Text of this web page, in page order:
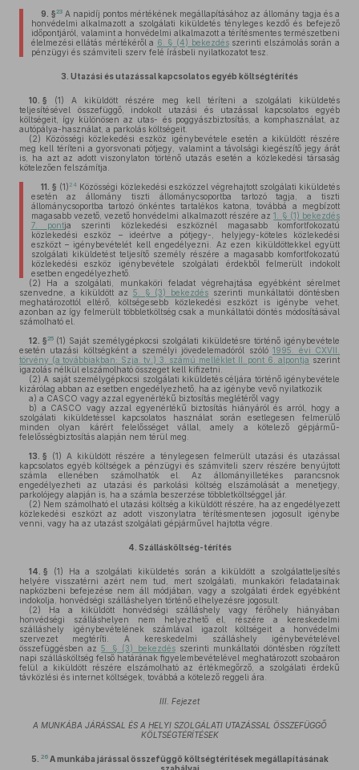
9. §23 A napidíj pontos mértékének megállapításához az állomány tagja és a
honvédelmi alkalmazott a szolgálati kiküldetés tényleges kezdő és befejező
időpontjáról, valamint a honvédelmi alkalmazott a térítésmentes természetbeni
élelmezési ellátás mértékéről a 6. § (4) bekezdésszerinti elszámolás során a
pénzügyi és számviteli szerv felé írásbeli nyilatkozatot tesz.
3. Utazási és utazással kapcsolatos egyéb költségtérítés
10. § (1) A kiküldött részére meg kell téríteni a szolgálati kiküldetés
teljesítésével összefüggő, indokolt utazási és utazással kapcsolatos egyéb
költségeit, így különösen az utas- és poggyászbiztosítás, a komphasználat, az
autópálya-használat, a parkolás költségeit.
(2) Közösségi közlekedési eszköz igénybevétele esetén a kiküldött részére
meg kell téríteni a gyorsvonati pótjegy, valamint a távolsági kiegészítő jegy árát
is, ha azt az adott viszonylaton történő utazás esetén a közlekedési társaság
kötelezően felszámítja.
11. § (1) 24Közösségi közlekedési eszközzel végrehajtott szolgálati kiküldetés
esetén az állomány tiszti állománycsoportba tartozó tagja, a tiszti
állománycsoportba tartozó önkéntes tartalékos katona, továbbá a megbízott
magasabb vezető, vezető honvédelmi alkalmazott részére az1. § (1) bekezdés
7. pontja szerinti közlekedési eszköznél magasabb komfortfokozatú
közlekedési eszköz – ideértve a pótjegy-, helyjegy-köteles közlekedési
eszközt – igénybevételét kell engedélyezni. Az ezen kiküldöttekkel együtt
szolgálati kiküldetést teljesítő személy részére a magasabb komfortfokozatú
közlekedési eszköz igénybevétele szolgálati érdekből felmerült indokolt
esetben engedélyezhető.
(2) Ha a szolgálati, munkaköri feladat végrehajtása egyébként sérelmet
szenvedne, a kiküldött az 5. § (3) bekezdés szerinti munkáltatói döntésben
meghatározottól eltérő, költségesebb közlekedési eszközt is igénybe vehet,
azonban az így felmerült többletköltség csak a munkáltatói döntés módosításával
számolható el.
12. §25 (1) Saját személygépkocsi szolgálati kiküldetésre történő igénybevétele
esetén utazási költségként a személyi jövedelemadóról szóló1995. évi CXVII.
törvény (a továbbiakban: Szja. tv.) 3. számú melléklet II. pont 6. alpontja szerint
igazolás nélkül elszámolható összeget kell kifizetni.
(2) A saját személygépkocsi szolgálati kiküldetés céljára történő igénybevétele
kizárólag abban az esetben engedélyezhető, ha az igénybe vevő nyilatkozik
a) a CASCO vagy azzal egyenértékű biztosítás meglétéről vagy
b) a CASCO vagy azzal egyenértékű biztosítás hiányáról és arról, hogy a
szolgálati kiküldetéssel kapcsolatos használat során esetlegesen felmerülő
minden olyan kárért felelősséget vállal, amely a kötelező gépjármű-
felelősségbiztosítás alapján nem térül meg.
13. § (1) A kiküldött részére a ténylegesen felmerült utazási és utazással
kapcsolatos egyéb költségek a pénzügyi és számviteli szerv részére benyújtott
számla ellenében számolhatók el. Az állományilletékes parancsnok
engedélyezheti az utazási és parkolási költség elszámolását a menetjegy,
parkolójegy alapján is, ha a számla beszerzése többletköltséggel jár.
(2) Nem számolható el utazási költség a kiküldött részére, ha az engedélyezett
közlekedési eszközt az adott viszonylatra térítésmentesen jogosult igénybe
venni, vagy ha az utazást szolgálati gépjárművel hajtotta végre.
4. Szállásköltség-térítés
14. § (1) Ha a szolgálati kiküldetés során a kiküldött a szolgálatteljesítés
helyére visszatérni azért nem tud, mert szolgálati, munkaköri feladatainak
napközbeni befejezése nem áll módjában, vagy a szolgálati érdek egyébként
indokolja, honvédségi szálláshelyen történő elhelyezésre jogosult.
(2) Ha a kiküldött honvédségi szálláshely vagy férőhely hiányában
honvédségi szálláshelyen nem helyezhető el, részére a kereskedelmi
szálláshely igénybevételének számlával igazolt költségeit a honvédelmi
szervezet megtéríti. A kereskedelmi szálláshely igénybevételével
összefüggésben az5. § (3) bekezdésszerinti munkáltatói döntésben rögzített
napi szállásköltség felső határának figyelembevételével meghatározott szobaáron
felül a kiküldött részére elszámolható az értékmegőrző, a szolgálati érdekű
távközlési és internet költségek, továbbá a kötelező reggeli ára.
III. Fejezet
A MUNKÁBA JÁRÁSSAL ÉS A HELYI SZOLGÁLATI UTAZÁSSAL ÖSSZEFÜGGŐ
KÖLTSÉGTÉRÍTÉSEK
5. 26A munkába járással összefüggő költségtérítések megállapításának